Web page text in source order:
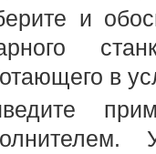
и
в